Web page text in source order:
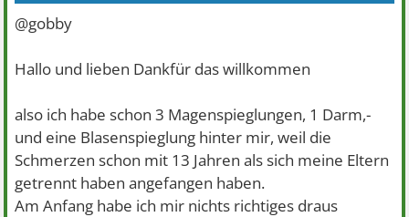
@gobby
Hallo und lieben Dankfür das willkommen
also ich habe schon 3 Magenspieglungen, 1 Darm,-
und eine Blasenspieglung hinter mir, weil die
Schmerzen schon mit 13 Jahren als sich meine Eltern
getrennt haben angefangen haben.
Am Anfang habe ich mir nichts richtiges draus